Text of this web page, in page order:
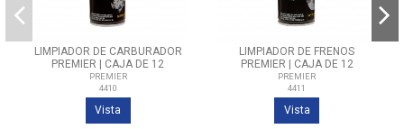
LIMPIADOR DE CARBURADOR
PREMIER | CAJA DE 12
UNIDADES /10OZ
PREMIER
4410
Vista
LIMPIADOR DE FRENOS
PREMIER | CAJA DE 12
UNIDADES/10OZ
PREMIER
4411
Vista